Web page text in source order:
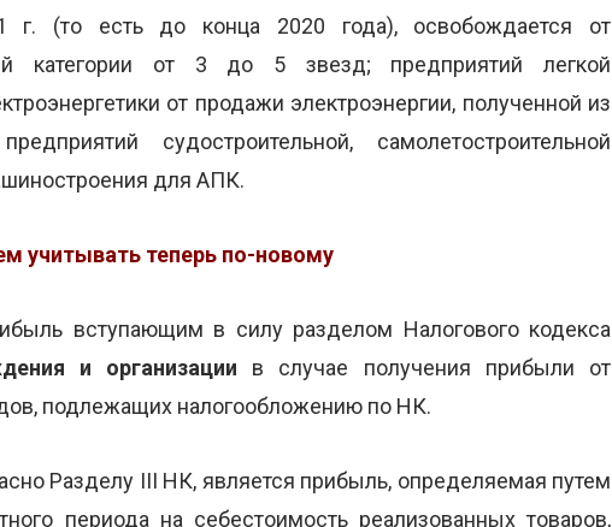
г. (то есть до конца 2020 года), освобождается от
категории от 3 до 5 звезд; предприятий легкой
от продажи электроэнергии, полученной из
судостроительной, самолетостроительной
для АПК.
учитывать теперь по-новому
вступающим в силу разделом Налогового кодекса
и организации в случае получения прибыли от
подлежащих налогообложению по НК.
Разделу III НК, является прибыль, определяемая путем
периода на себестоимость реализованных товаров,